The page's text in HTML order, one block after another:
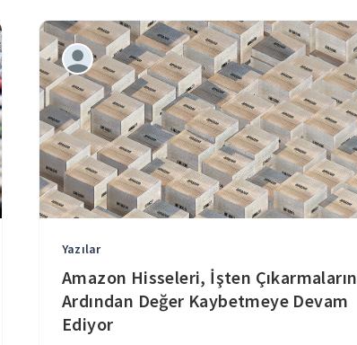
Yazılar
Amazon Hisseleri, İşten Çıkarmaların
Ardından Değer Kaybetmeye Devam
Ediyor